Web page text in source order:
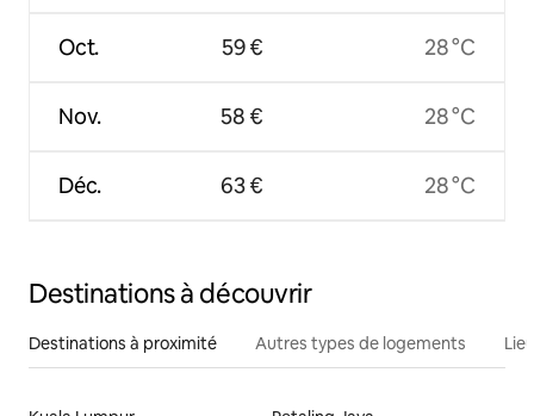
Oct.
Nov.
Déc.
59 €
58 €
63 €
28 °C
28 °C
28 °C
Destinations à découvrir
Destinations à proximité Autres types de logements